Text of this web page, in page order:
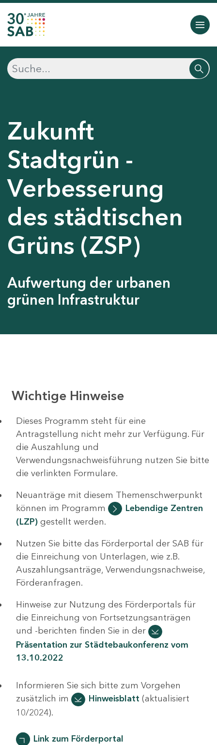
Zukunft
Stadtgrün -
Verbesserung
des städtischen
Grüns (ZSP)
Aufwertung der urbanen
grünen Infrastruktur
Wichtige Hinweise
Dieses Programm steht für eine
Antragstellung nicht mehr zur Verfügung. Für
die Auszahlung und
Verwendungsnachweisführung nutzen Sie bitte
die verlinkten Formulare.
Neuanträge mit diesem Themenschwerpunkt
können im Programm
Lebendige Zentren
(LZP) gestellt werden.
Nutzen Sie bitte das Förderportal der SAB für
die Einreichung von Unterlagen, wie z.B.
Auszahlungsanträge, Verwendungsnachweise,
Förderanfragen.
Hinweise zur Nutzung des Förderportals für
die Einreichung von Fortsetzungsanträgen
und -berichten finden Sie in der
Präsentation zur Städtebaukonferenz vom
13.10.2022
Informieren Sie sich bitte zum Vorgehen
zusätzlich im
Hinweisblatt (aktualisiert
10/2024).
Link zum Förderportal